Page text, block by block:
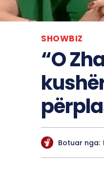
SHOWBIZ
“O
Botuar nga: